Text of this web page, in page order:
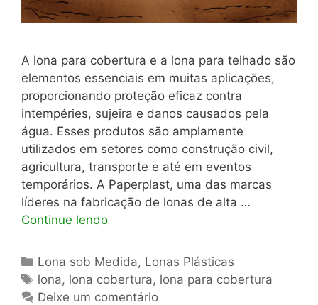
A lona para cobertura e a lona para telhado são
elementos essenciais em muitas aplicações,
proporcionando proteção eficaz contra
intempéries, sujeira e danos causados pela
água. Esses produtos são amplamente
utilizados em setores como construção civil,
agricultura, transporte e até em eventos
temporários. A Paperplast, uma das marcas
líderes na fabricação de lonas de alta …
Continue lendo
Categorias
Lona sob Medida, Lonas Plásticas
Tags
lona, lona cobertura, lona para cobertura
Deixe um comentário